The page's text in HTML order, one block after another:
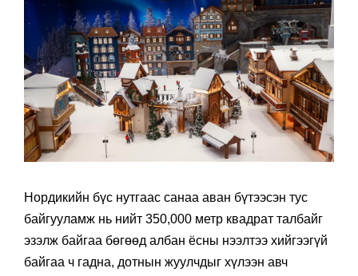
Нордикийн бүс нутгаас санаа аван бүтээсэн тус
байгууламж нь нийт 350,000 метр квадрат талбайг
эзэлж байгаа бөгөөд албан ёсны нээлтээ хийгээгүй
байгаа ч гадна, дотнын жуулчдыг хүлээн авч